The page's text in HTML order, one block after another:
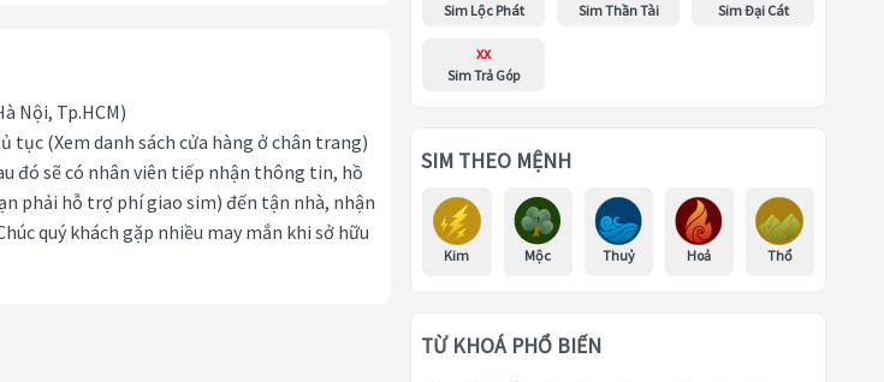
Nội, Tp.HCM)
tục (Xem danh sách cửa hàng ở chân trang)
đó sẽ có nhân viên tiếp nhận thông tin, hồ
phải hỗ trợ phí giao sim) đến tận nhà, nhận
quý khách gặp nhiều may mắn khi sở hữu
Sim Lộc Phát Sim Thần Tài Sim Đại Cát
xx
Sim Trả Góp
SIM THEO MỆNH
Kim Mộc Thuỷ Hoả Thổ
TỪ KHOÁ PHỔ BIẾN